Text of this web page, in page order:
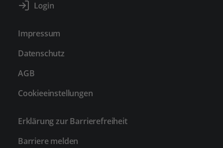
Impressum
Datenschutz
AGB
Cookieeinstellungen
Erklärung zur Barrierefreiheit
Barriere melden